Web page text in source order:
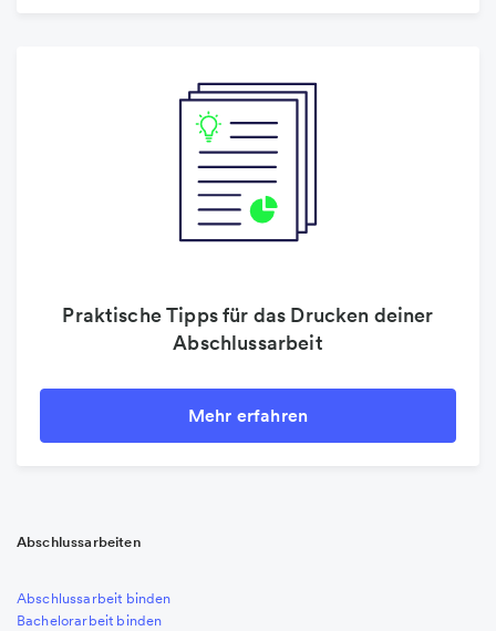
Praktische Tipps für das Drucken deiner
Abschlussarbeit
Mehr erfahren
Abschlussarbeiten
Abschlussarbeit binden
Bachelorarbeit binden